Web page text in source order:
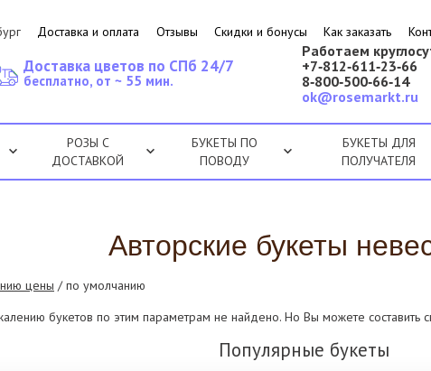
Доставка и оплата Отзывы Скидки и бонусы Как заказать
Работаем
+7‑812‑611‑23‑66
8‑800‑500‑66‑14
ok@rosemarkt.ru
Доставка цветов по СПб 24/7
бесплатно, от ~ 55 мин.
РОЗЫ С
ДОСТАВКОЙ
БУКЕТЫ ПО
ПОВОДУ
БУКЕТЫ ДЛЯ
ПОЛУЧАТЕЛЯ
Авторские букеты
цены / по умолчанию
букетов по этим параметрам не найдено. Но Вы можете составить
Популярные букеты